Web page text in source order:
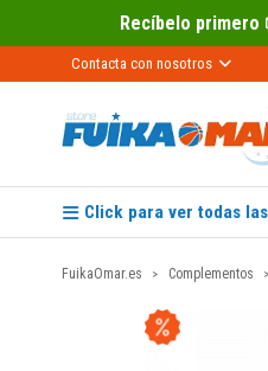
primero 📦 Paga
Contacta con nosotros
Click para ver todas
FuikaOmar.es Complementos